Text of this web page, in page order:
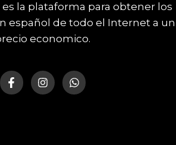
la plataforma para obtener los
español de todo el Internet a un
economico.